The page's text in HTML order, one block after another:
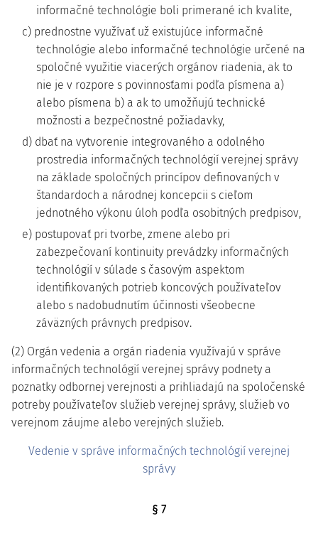
informačné technológie boli primerané ich kvalite,
c) prednostne využívať už existujúce informačné
technológie alebo informačné technológie určené na
spoločné využitie viacerých orgánov riadenia, ak to
nie je v rozpore s povinnosťami podľa písmena a)
alebo písmena b) a ak to umožňujú technické
možnosti a bezpečnostné požiadavky,
d) dbať na vytvorenie integrovaného a odolného
prostredia informačných technológií verejnej správy
na základe spoločných princípov definovaných v
štandardoch a národnej koncepcii s cieľom
jednotného výkonu úloh podľa osobitných predpisov,
e) postupovať pri tvorbe, zmene alebo pri
zabezpečovaní kontinuity prevádzky informačných
technológií v súlade s časovým aspektom
identifikovaných potrieb koncových používateľov
alebo s nadobudnutím účinnosti všeobecne
záväzných právnych predpisov.
(2) Orgán vedenia a orgán riadenia využívajú v správe
informačných technológií verejnej správy podnety a
poznatky odbornej verejnosti a prihliadajú na spoločenské
potreby používateľov služieb verejnej správy, služieb vo
verejnom záujme alebo verejných služieb.
Vedenie v správe informačných technológií verejnej
správy
§ 7